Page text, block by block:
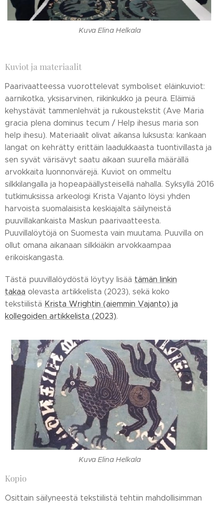
Kuva Elina Helkala
Kuviot ja materiaalit
Paarivaatteessa vuorottelevat symboliset eläinkuviot:
aarnikotka, yksisarvinen, riikinkukko ja peura. Eläimiä
kehystävät tammenlehvät ja rukoustekstit (Ave Maria
gracia plena dominus tecum / Help ihesus maria son
help ihesu). Materiaalit olivat aikansa luksusta: kankaan
langat on kehrätty erittäin laadukkaasta tuontivillasta ja
sen syvät värisävyt saatu aikaan suurella määrällä
arvokkaita luonnonvärejä. Kuviot on ommeltu
silkkilangalla ja hopeapäällysteisellä nahalla. Syksyllä 2016
tutkimuksissa arkeologi Krista Vajanto löysi yhden
harvoista suomalaisista keskiajalta säilyneistä
puuvillakankaista Maskun paarivaatteesta.
Puuvillalöytöjä on Suomesta vain muutama. Puuvilla on
ollut omana aikanaan silkkiäkin arvokkaampaa
erikoiskangasta.
Tästä puuvillalöydöstä löytyy lisää tämän linkin
takaa olevasta artikkelista (2023), sekä koko
tekstiilistä Krista Wrightin (aiemmin Vajanto) ja
kollegoiden artikkelista (2023).
Kuva Elina Helkala
Kopio
Osittain säilyneestä tekstiilistä tehtiin mahdollisimman